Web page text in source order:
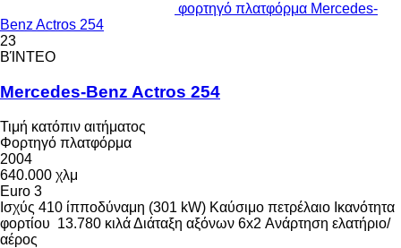
φορτηγό πλατφόρμα Mercedes-
Benz Actros 254
23
ΒΊΝΤΕΟ
Mercedes-Benz Actros 254
Τιμή κατόπιν αιτήματος
Φορτηγό πλατφόρμα
2004
640.000 χλμ
Euro 3
Ισχύς 410 ίπποδύναμη (301 kW) Καύσιμο πετρέλαιο Ικανότητα
φορτίου 13.780 κιλάΔιάταξη αξόνων 6x2 Ανάρτηση ελατήριο/
αέρος